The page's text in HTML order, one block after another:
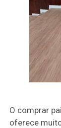
O comprar
oferece